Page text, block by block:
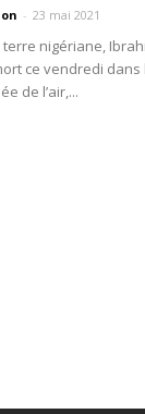
- 23 mai 2021
terre nigériane,
ce vendredi dans
de l’air,...